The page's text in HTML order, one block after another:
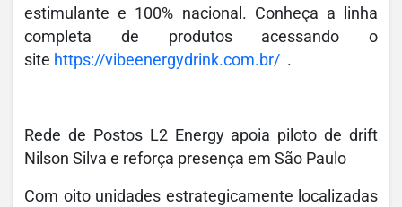
estimulante e 100% nacional. Conheça a linha
completa de produtos acessando o
site https://vibeenergydrink.com.br/ .
Rede de Postos L2 Energy apoia piloto de drift
Nilson Silva e reforça presença em São Paulo
Com oito unidades estrategicamente localizadas